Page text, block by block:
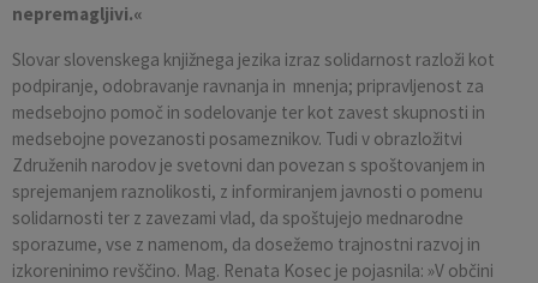
nepremagljivi.«
Slovar slovenskega knjižnega jezika izraz solidarnost razloži kot
podpiranje, odobravanje ravnanja in mnenja; pripravljenost za
medsebojno pomoč in sodelovanje ter kot zavest skupnosti in
medsebojne povezanosti posameznikov. Tudi v obrazložitvi
Združenih narodov je svetovni dan povezan s spoštovanjem in
sprejemanjem raznolikosti, z informiranjem javnosti o pomenu
solidarnosti ter z zavezami vlad, da spoštujejo mednarodne
sporazume, vse z namenom, da dosežemo trajnostni razvoj in
izkoreninimo revščino. Mag. Renata Kosec je pojasnila: »V občini
Lokalne volitve